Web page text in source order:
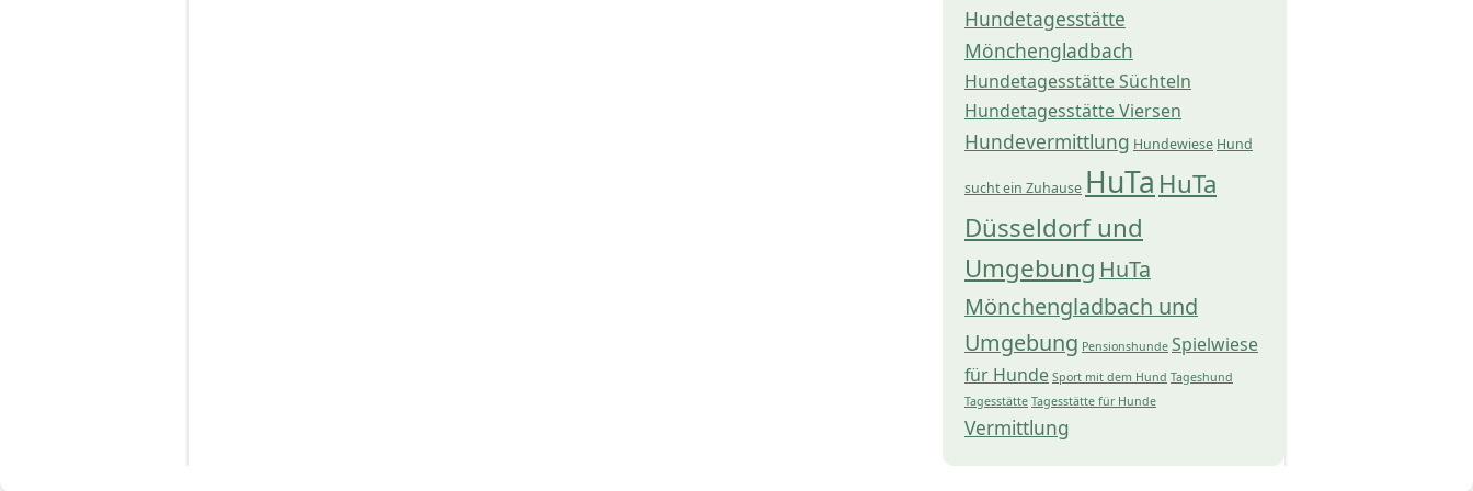
Hundetagesstätte
Mönchengladbach
Hundetagesstätte Süchteln
Hundetagesstätte Viersen
Hundevermittlung Hundewiese Hund
sucht ein Zuhause HuTa HuTa
Düsseldorf und
Umgebung HuTa
Mönchengladbach und
Umgebung Pensionshunde Spielwiese
für Hunde Sport mit dem Hund Tageshund
Tagesstätte Tagesstätte für Hunde
Vermittlung